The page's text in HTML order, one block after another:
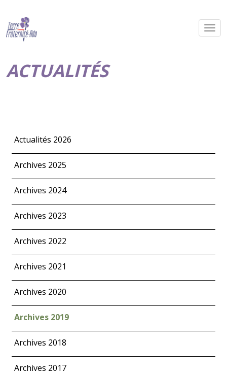
ACTUALITÉS
Actualités 2026
Archives 2025
Archives 2024
Archives 2023
Archives 2022
Archives 2021
Archives 2020
Archives 2019
Archives 2018
Archives 2017